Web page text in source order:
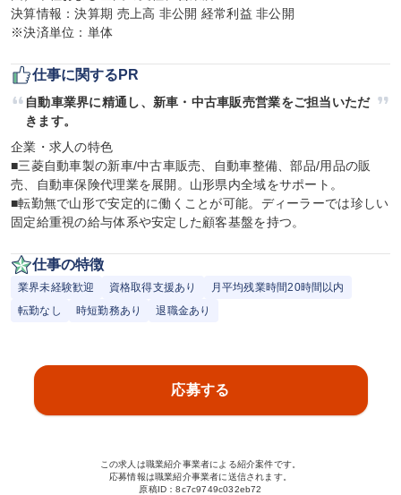
決算情報：決算期 売上高 非公開 経常利益 非公開
※決済単位：単体
仕事に関するPR
自動車業界に精通し、新車・中古車販売営業をご担当いただ
きます。
企業・求人の特色
■三菱自動車製の新車/中古車販売、自動車整備、部品/用品の販
売、自動車保険代理業を展開。山形県内全域をサポート。
■転勤無で山形で安定的に働くことが可能。ディーラーでは珍しい
固定給重視の給与体系や安定した顧客基盤を持つ。
仕事の特徴
業界未経験歓迎 資格取得支援あり
月平均残業時間20時間以内
転勤なし
時短勤務あり 退職金あり
応募する
この求人は職業紹介事業者による紹介案件です。
応募情報は職業紹介事業者に送信されます。
原稿ID：8c7c9749c032eb72